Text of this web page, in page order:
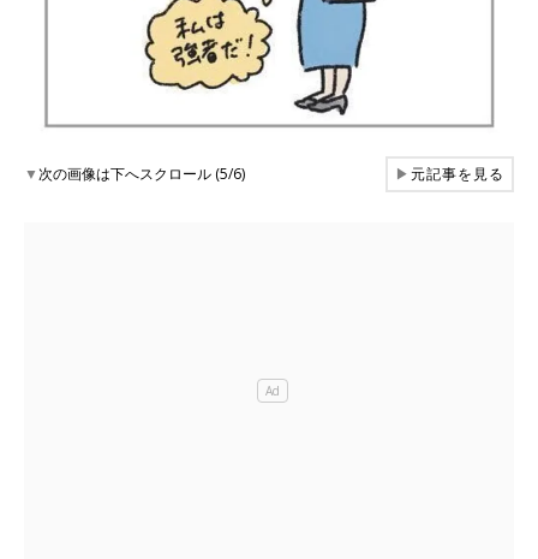
▼次の画像は下へスクロール (5/6) ▶元記事を見る